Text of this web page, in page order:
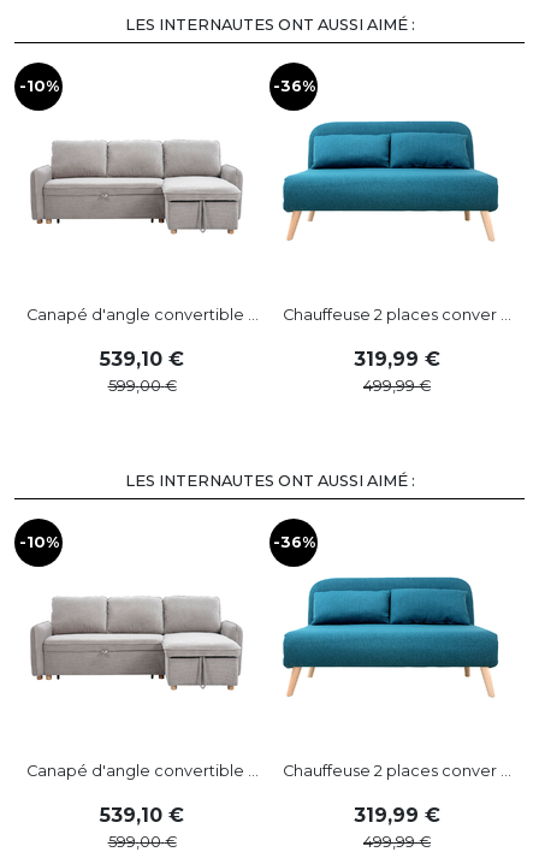
LES INTERNAUTES ONT AUSSI AIMÉ :
-10%
Canapé d'angle convertible ...
539,10
599,00
-36%
Chauffeuse 2 places conver ...
319,99
499,99
LES INTERNAUTES ONT AUSSI AIMÉ :
-10%
Canapé d'angle convertible ...
539,10
599,00
-36%
Chauffeuse 2 places conver ...
319,99
499,99